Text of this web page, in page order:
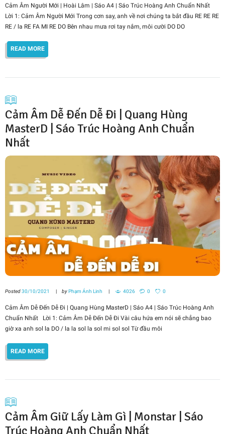
Cảm Âm Người Mới | Hoài Lâm | Sáo A4 | Sáo Trúc Hoàng Anh Chuẩn Nhất
Lời 1: Cảm Âm Người Mới Trong cơn say, anh về nơi chúng ta bắt đầu RE RE RE
RE / la RE FA MI RE DO Bên nhau mưa rơi tay nắm, môi cười DO DO
READ MORE
Cảm Âm Dễ Đến Dễ Đi | Quang Hùng
MasterD | Sáo Trúc Hoàng Anh Chuẩn
Nhất
Posted30/10/2021 by Phạm Ánh Linh 4026 0 0
Cảm Âm Dễ Đến Dễ Đi | Quang Hùng MasterD | Sáo A4 | Sáo Trúc Hoàng Anh
Chuẩn Nhất Lời 1: Cảm Âm Dễ Đến Dễ Đi Vài câu hứa em nói sẽ chẳng bao
giờ xa anh sol la DO / la la sol la sol mi sol sol Từ đầu môi
READ MORE
Cảm Âm Giữ Lấy Làm Gì | Monstar | Sáo
Trúc Hoàng Anh Chuẩn Nhất